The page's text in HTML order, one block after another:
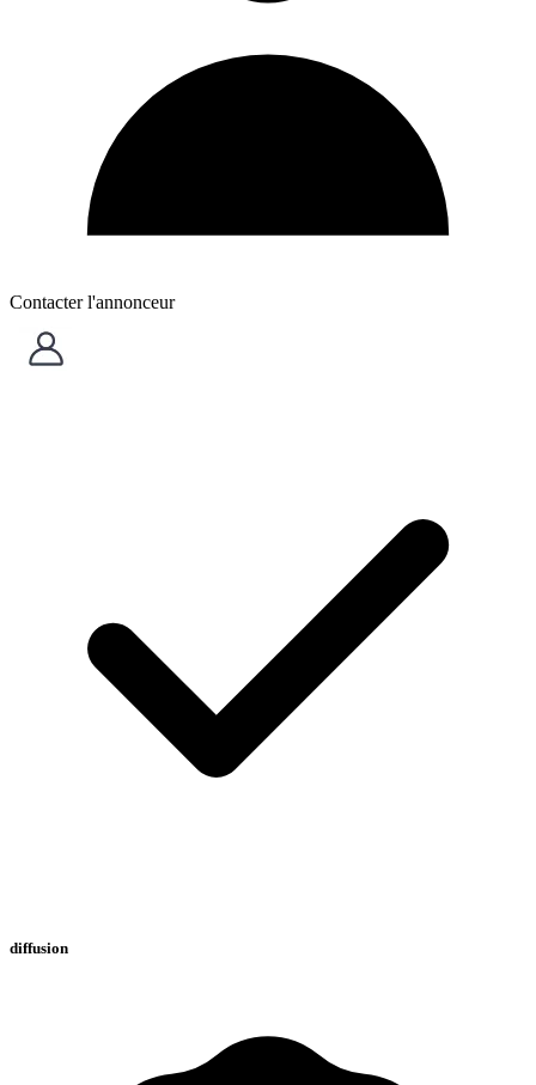
Contacter l'annonceur
diffusion